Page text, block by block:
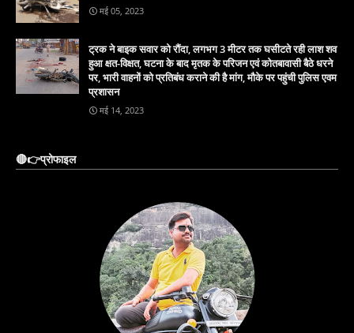
मई 05, 2023
ट्रक ने बाइक सवार को रौंदा, लगभग 3 मीटर तक घसीटते रही लाश शव
हुआ क्षत-विक्षत, घटना के बाद मृतक के परिजन एवं कोतबावासी बैठे धरने
पर, भारी वाहनों को प्रतिबंध कराने की है मांग, मौके पर पहुंची पुलिस एवम
प्रशासन
मई 14, 2023
🔴👉प्रोफाइल